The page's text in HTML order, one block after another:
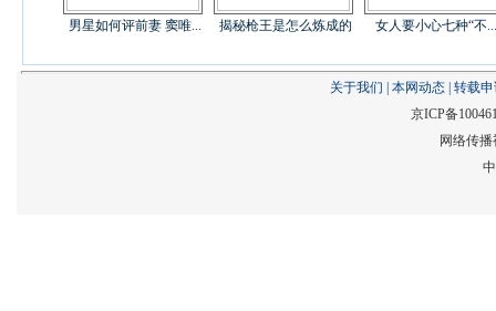
男星如何评前妻 窦唯... 揭秘枪王是怎么炼成的 女人要小心七种“不...
关于我们 本网动态 转载
京ICP备
网络传